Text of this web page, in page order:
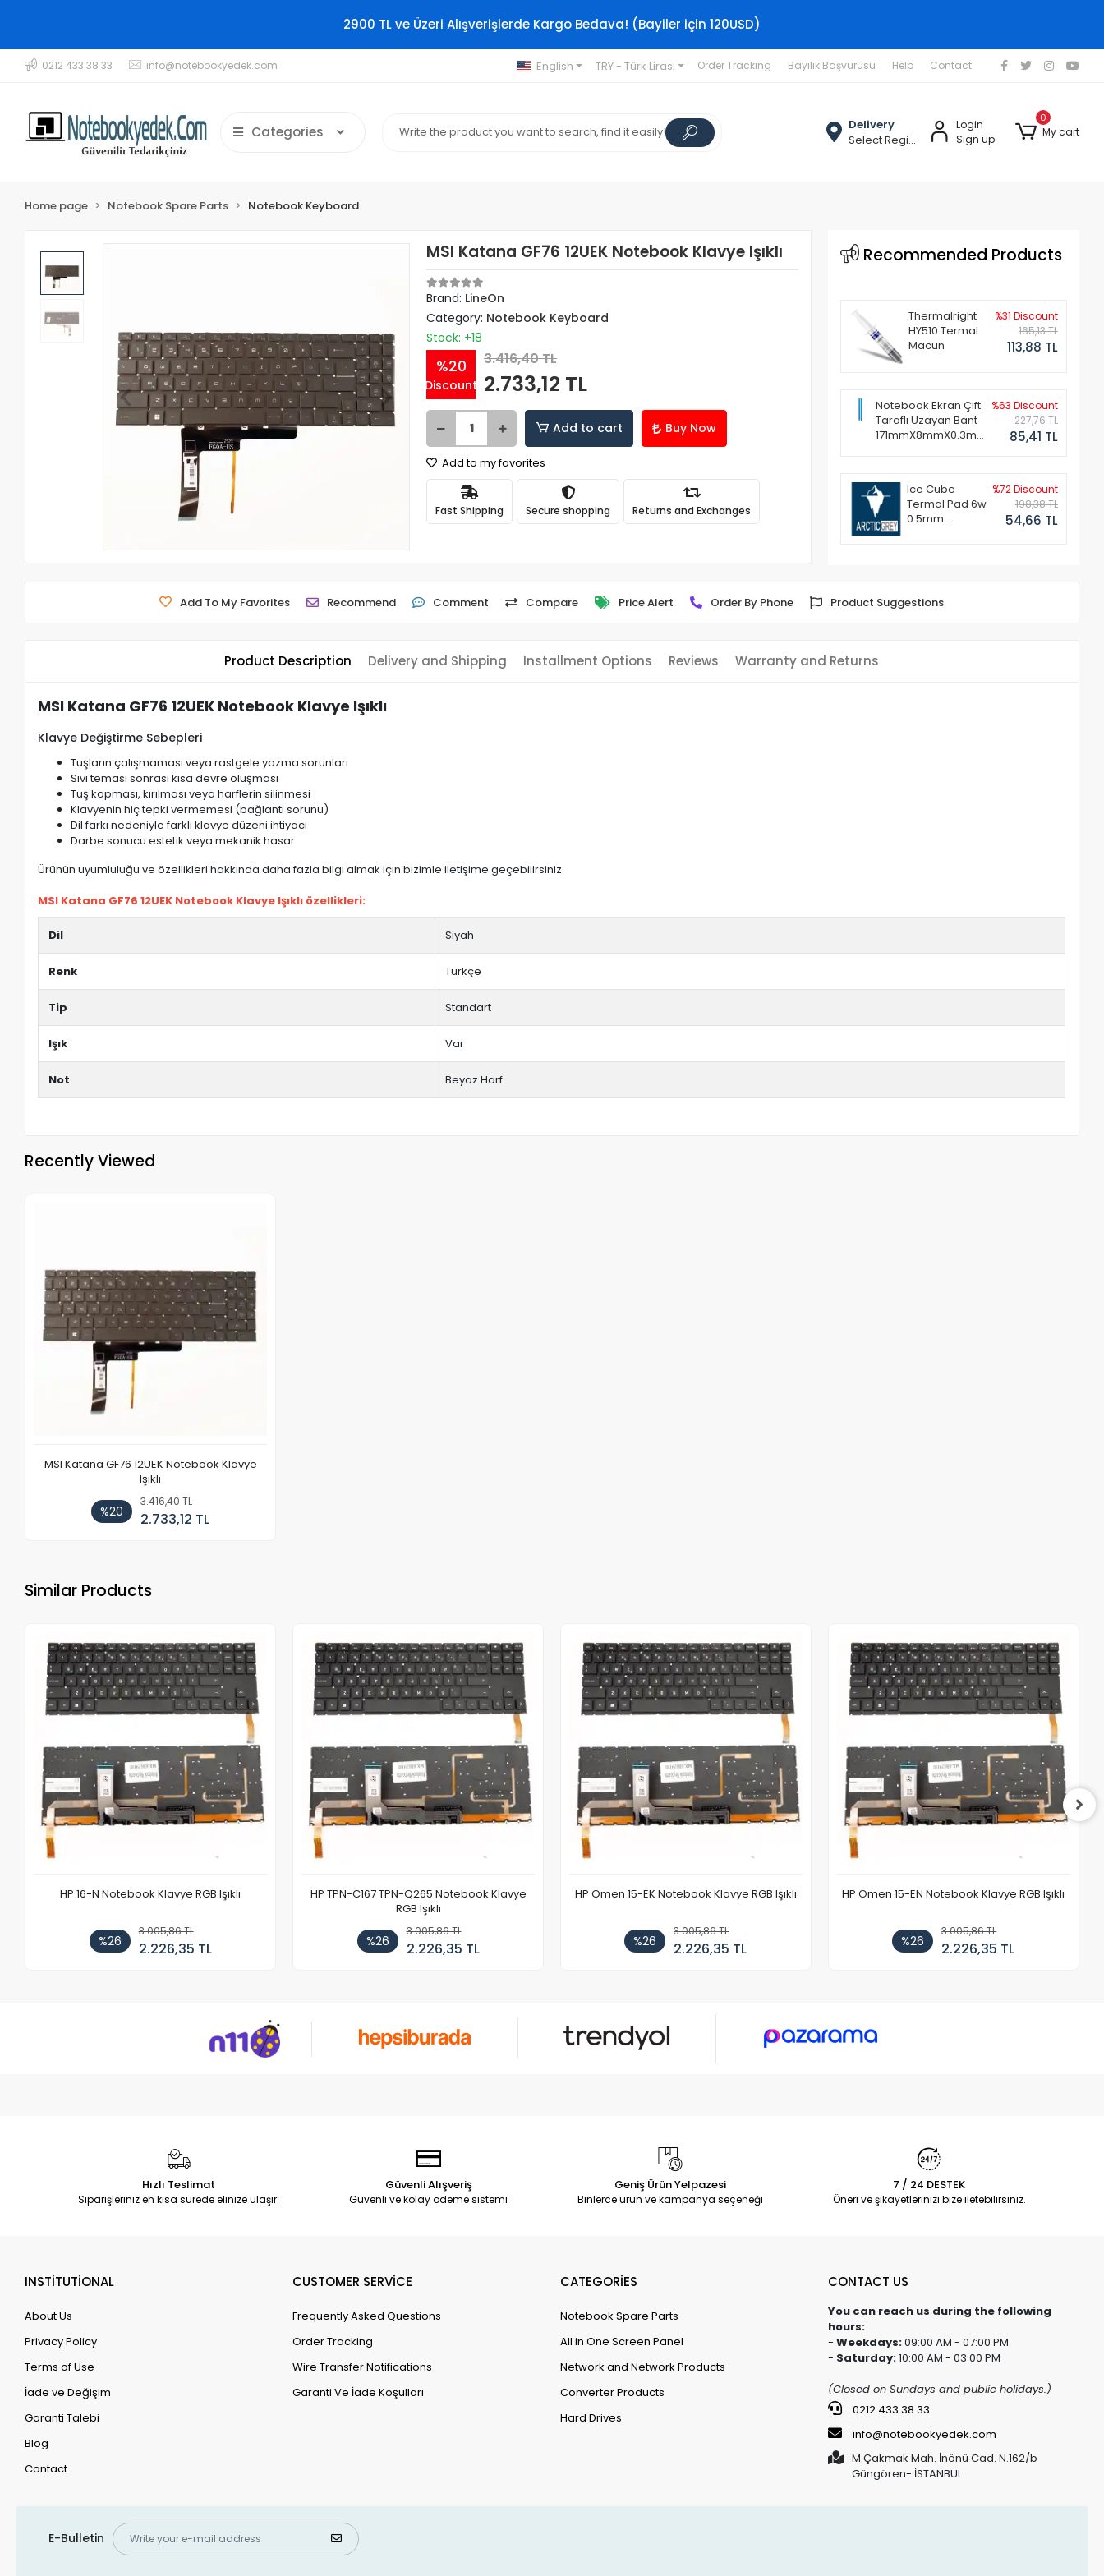
2900 TL ve Üzeri Alışverişlerde Kargo Bedava! (Bayiler için 120USD)
0212 433 38 33 info@notebookyedek.com English TRY - Türk Lirası Order Tracking Bayilik Başvurusu Help Contact
Categories
Delivery
Select Region
Login
Sign up
0
My cart
Home page Notebook Spare Parts Notebook Keyboard
MSI Katana GF76 12UEK Notebook Klavye Işıklı
Brand: LineOn
Category: Notebook Keyboard
Stock: +18
%20
Discount
3.416,40 TL
2.733,12 TL
Add to cart Buy Now
Add to my favorites
Fast Shipping Secure shopping Returns and Exchanges
Recommended Products
Thermalright
HY510 Termal
Macun
%31 Discount
165,13 TL
113,88 TL
Notebook Ekran Çift
Taraflı Uzayan Bant
171mmX8mmX0.3mm
%63 Discount
227,76 TL
85,41 TL
Ice Cube
Termal Pad 6w
0.5mm
%72 Discount
198,38 TL
54,66 TL
Add To My Favorites Recommend Comment Compare Price Alert Order By Phone Product Suggestions
Product Description Delivery and Shipping Installment Options Reviews Warranty and Returns
MSI Katana GF76 12UEK Notebook Klavye Işıklı
Klavye Değiştirme Sebepleri
Tuşların çalışmaması veya rastgele yazma sorunları
Sıvı teması sonrası kısa devre oluşması
Tuş kopması, kırılması veya harflerin silinmesi
Klavyenin hiç tepki vermemesi (bağlantı sorunu)
Dil farkı nedeniyle farklı klavye düzeni ihtiyacı
Darbe sonucu estetik veya mekanik hasar
Ürünün uyumluluğu ve özellikleri hakkında daha fazla bilgi almak için bizimle iletişime geçebilirsiniz.
MSI Katana GF76 12UEK Notebook Klavye Işıklı özellikleri:
Dil Siyah
Renk Türkçe
Tip Standart
Işık Var
Not Beyaz Harf
Recently Viewed
MSI Katana GF76 12UEK Notebook Klavye
Işıklı
%20
3.416,40 TL
2.733,12 TL
Similar Products
HP 16-N Notebook Klavye RGB Işıklı
%26
3.005,86 TL
2.226,35 TL
HP TPN-C167 TPN-Q265 Notebook Klavye
RGB Işıklı
%26
3.005,86 TL
2.226,35 TL
HP Omen 15-EK Notebook Klavye RGB Işıklı
%26
3.005,86 TL
2.226,35 TL
HP Omen 15-EN Notebook Klavye RGB Işıklı
%26
3.005,86 TL
2.226,35 TL
Hızlı Teslimat
Siparişleriniz en kısa sürede elinize ulaşır.
Güvenli Alışveriş
Güvenli ve kolay ödeme sistemi
Geniş Ürün Yelpazesi
Binlerce ürün ve kampanya seçeneği
7 / 24 DESTEK
Öneri ve şikayetlerinizi bize iletebilirsiniz.
INSTİTUTİONAL
About Us
Privacy Policy
Terms of Use
İade ve Değişim
Garanti Talebi
Blog
Contact
CUSTOMER SERVİCE
Frequently Asked Questions
Order Tracking
Wire Transfer Notifications
Garanti Ve İade Koşulları
CATEGORİES
Notebook Spare Parts
All in One Screen Panel
Network and Network Products
Converter Products
Hard Drives
CONTACT US
You can reach us during the following
hours:
- Weekdays:09:00 AM - 07:00 PM
- Saturday:10:00 AM - 03:00 PM
(Closed on Sundays and public holidays.)
0212 433 38 33
info@notebookyedek.com
M.Çakmak Mah. İnönü Cad. N.162/b
Güngören- İSTANBUL
E-Bulletin